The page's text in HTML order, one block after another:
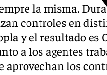
la misma.
controles en
y el resultado es
a los agentes
aprovechan los